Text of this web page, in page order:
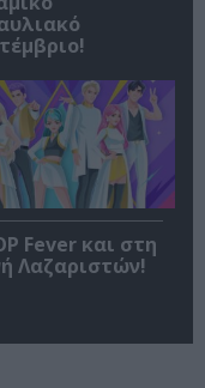
Fever και στη
Λαζαριστών!